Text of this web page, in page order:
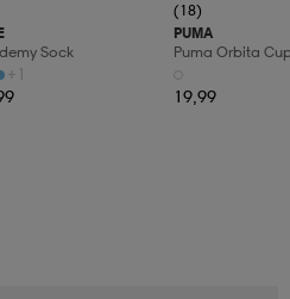
Sock
+1
(18)
PUMA
Puma Orbita
19,99